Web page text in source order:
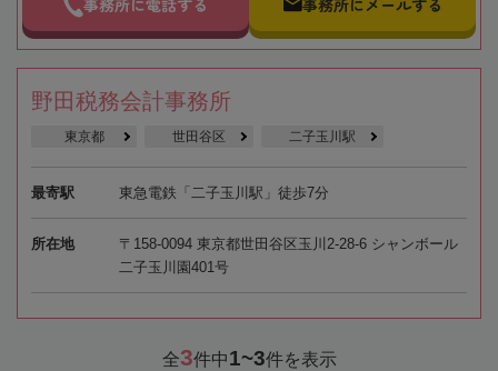
事務所に電話する 事務所にメールする
野田税務会計事務所
東京都 世田谷区 二子玉川駅
最寄駅 東急電鉄「二子玉川駅」徒歩7分
所在地
〒158-0094 東京都世田谷区玉川2-28-6 シャンボール
二子玉川園401号
全3件中1~3件を表示